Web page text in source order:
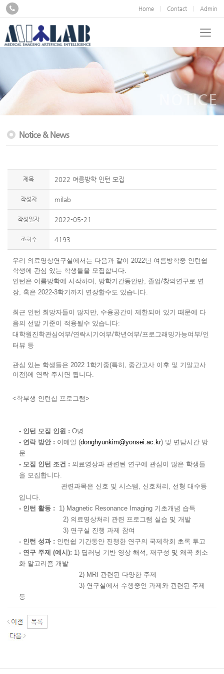
Home Contact Admin
NOTICE
Notice & News
제목 2022 여름방학 인턴 모집
작성자 milab
작성일자 2022-05-21
조회수 4193
우리 의료영상연구실에서는 다음과 같이 2022년 여름방학중 인턴쉽
학생에 관심 있는 학생들을 모집합니다.
인턴은 여름방학에 시작하며, 방학기간동안만, 졸업/창의연구로 연
장, 혹은 2022-3학기까지 연장할수도 있습니다.
최근 인턴 희망자들이 많지만, 수용공간이 제한되어 있기 때문에 다
음의 선발 기준이 적용될수 있습니다:
대학원진학관심여부/연락시기여부/학년여부/프로그래밍가능여부/인
터뷰 등
관심 있는 학생들은 2022 1학기중(특히, 중간고사 이후 및 기말고사
이전)에 연락 주시면 됩니다.
<학부생 인턴십 프로그램>
- 인턴 모집 인원 : O명
- 연락 방안 : 이메일 (donghyunkim@yonsei.ac.kr) 및 면담시간 방
문
- 모집 인턴 조건 : 의료영상과 관련된 연구에 관심이 많은 학생들
을 모집합니다.
관련과목은 신호 및 시스템, 신호처리, 선형 대수등
입니다.
- 인턴 활동 : 1) Magnetic Resonance Imaging 기초개념 습득
2) 의료영상처리 관련 프로그램 실습 및 개발
3) 연구실 진행 과제 참여
- 인턴 성과 : 인턴쉽 기간동안 진행한 연구의 국제학회 초록 투고
- 연구 주제 (예시): 1) 딥러닝 기반 영상 해석, 재구성 및 왜곡 최소
화 알고리즘 개발
2) MRI 관련된 다양한 주제
3) 연구실에서 수행중인 과제와 괸련된 주제
등